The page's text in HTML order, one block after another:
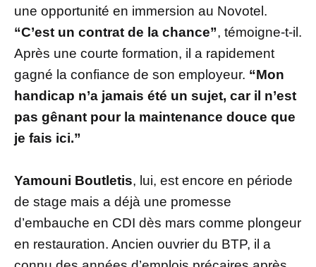
une opportunité en immersion au Novotel.
“C’est un contrat de la chance”, témoigne-t-il.
Après une courte formation, il a rapidement
gagné la confiance de son employeur. “Mon
handicap n’a jamais été un sujet, car il n’est
pas gênant pour la maintenance douce que
je fais ici.”
Yamouni Boutletis, lui, est encore en période
de stage mais a déjà une promesse
d’embauche en CDI dès mars comme plongeur
en restauration. Ancien ouvrier du BTP, il a